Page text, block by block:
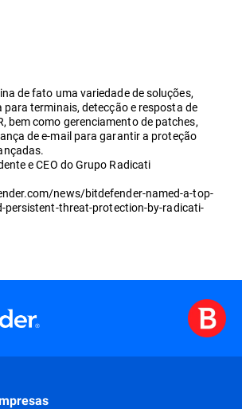
de fato uma variedade de soluções,
terminais, detecção e resposta de
bem como gerenciamento de patches,
de e-mail para garantir a proteção
e CEO do Grupo Radicati
news/bitdefender-named-a-top-
persistent-threat-protection-by-radicati-